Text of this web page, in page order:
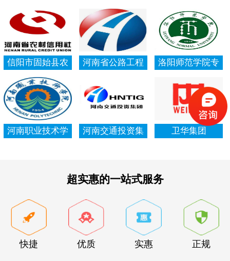
信阳市固始县农
村信用社资产清
查审计
河南省公路工程
洛阳师范学院专
河南职业技术学
河南交通投资集
卫华集团
超实惠的一站式服务
快捷 优质 实惠 正规